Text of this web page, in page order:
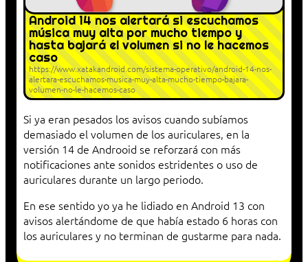
Android 14 nos alertará si escuchamos
música muy alta por mucho tiempo y
hasta bajará el volumen si no le hacemos
caso
https://www.xatakandroid.com/sistema-operativo/android-14-nos-
alertara-escuchamos-musica-muy-alta-mucho-tiempo-bajara-
volumen-no-le-hacemos-caso
Si ya eran pesados los avisos cuando subíamos
demasiado el volumen de los auriculares, en la
versión 14 de Androoid se reforzará con más
notificaciones ante sonidos estridentes o uso de
auriculares durante un largo periodo.
En ese sentido yo ya he lidiado en Android 13 con
avisos alertándome de que había estado 6 horas con
los auriculares y no terminan de gustarme para nada.